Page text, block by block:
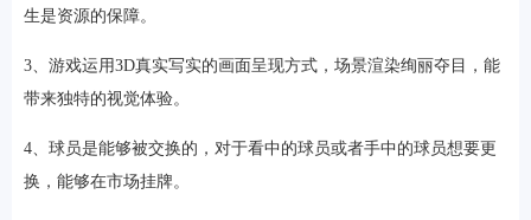
生是资源的保障。
3、游戏运用3D真实写实的画面呈现方式，场景渲染绚丽夺目，能
带来独特的视觉体验。
4、球员是能够被交换的，对于看中的球员或者手中的球员想要更
换，能够在市场挂牌。